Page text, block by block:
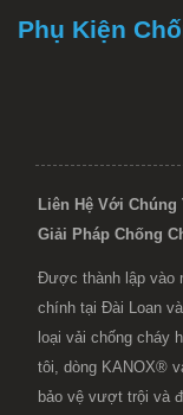
Phụ Kiện
Liên Hệ Với
Giải Pháp Chống
Được thành lập vào
chính tại Đài Loan
loại vải chống cháy
tôi, dòng KANOX®
bảo vệ vượt trội và